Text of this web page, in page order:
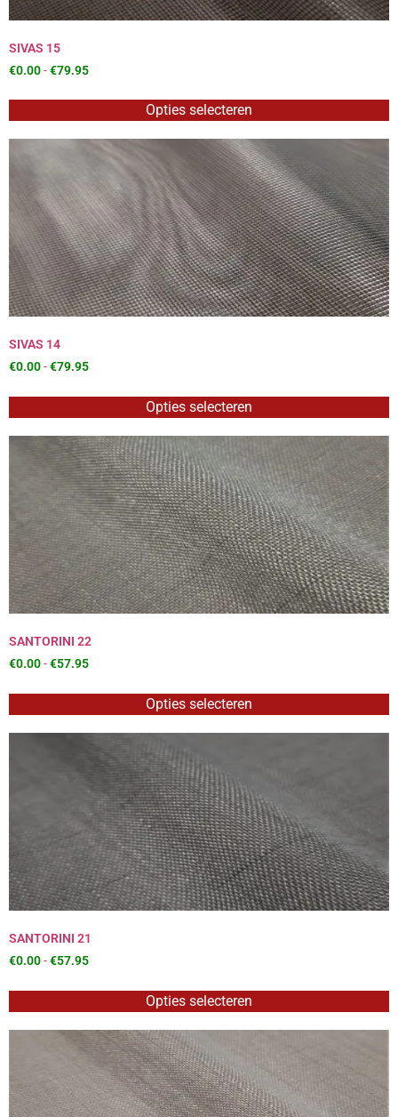
SIVAS 15
€0.00-€79.95
Opties selecteren
SIVAS 14
€0.00-€79.95
Opties selecteren
SANTORINI 22
€0.00-€57.95
Opties selecteren
SANTORINI 21
€0.00-€57.95
Opties selecteren